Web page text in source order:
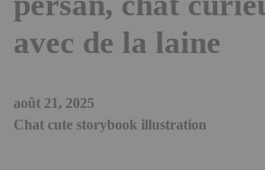
avec de la laine
août 21, 2025
Chat cute storybook illustration